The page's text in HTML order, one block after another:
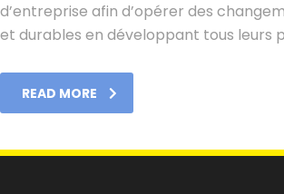
d’entreprise afin d’opérer des
et durables en développant tous leurs
READ MORE